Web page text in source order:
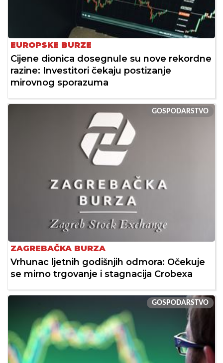
EUROPSKE BURZE
Cijene dionica dosegnule su nove rekordne
razine: Investitori čekaju postizanje
mirovnog sporazuma
GOSPODARSTVO
ZAGREBAČKA BURZA
Vrhunac ljetnih godišnjih odmora: Očekuje
se mirno trgovanje i stagnacija Crobexa
GOSPODARSTVO